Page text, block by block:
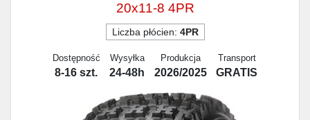
20x11-8 4PR
Liczba płócien: 4PR
Dostępność
8-16 szt.
Wysyłka
24-48h
Produkcja
2026/2025
Transport
GRATIS